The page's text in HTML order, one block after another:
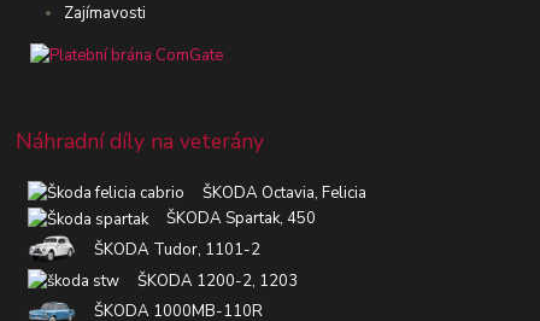
Zajímavosti
Náhradní díly na veterány
ŠKODA Octavia, Felicia
ŠKODA Spartak, 450
ŠKODA Tudor, 1101-2
ŠKODA 1200-2, 1203
ŠKODA 1000MB-110R